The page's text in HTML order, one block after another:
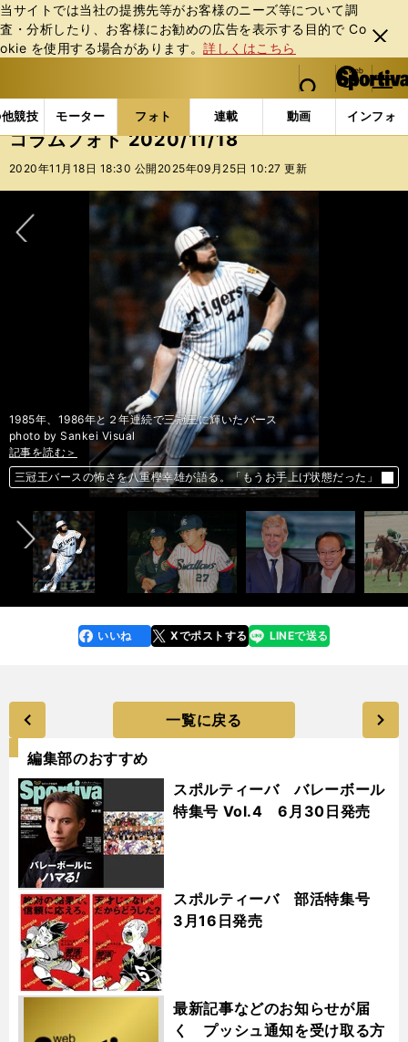
当サイトでは当社の提携先等がお客様のニーズ等について調
査・分析したり、お客様にお勧めの広告を表⽰する⽬的で Co
okie を使⽤する場合があります。詳しくはこちら
閉じ
る
web Sportiva (webスポルティーバ)
検索
マイペ
ー
ジ
メニュ
競技 モーター フォト 連載 動画 インフォ
b
ス
ポ
ル
ー
バ
フォトギャラリー コラムフォト コラムフォト
コラムフォト 2020/11/18
2020年11月18日 18:30 公開 2025年09月25日 10:27 更新
1985年、1986年と２年連続で三冠王に輝いたバース
photo by Sankei Visual
記事を読む＞
三冠王バースの怖さを八重樫幸雄が語る。「もうお手上げ状態だった」
記事を読む＞
球界で光った個性派のメガネ戦士たち。「大成しない」のジンクスを打ち
破る
記事を読む＞
ベンゲルの告白。「私やファーガソンがやっていた仕事はもうなくなっ
た」
記事を読む＞
マイルCSで懐かしむ。競馬界の常識を覆した最強のマイル王タイキシャ
トル
記事を読む＞
メキシコ戦の敗因は決定力不足ではない。森保Ｊの「半端さ」が原因だ
前へ
faceboo
k
いいね Xでポストする
line LINEで送る
一覧に戻る
編集部のおすすめ
スポルティーバ バレーボール
特集号 Vol.4 6月30日発売
スポルティーバ 部活特集号
3月16日発売
最新記事などのお知らせが届
く プッシュ通知を受け取る方